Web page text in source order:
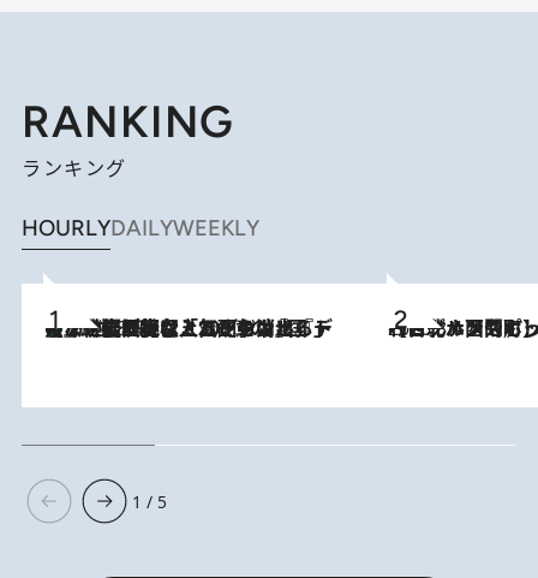
RANKING
ランキング
HOURLYDAILYWEEKLY
2026.8.5
【なぜ吉沢亮は「気配を消せる」のか？】興行収入208億の『国宝』を経て挑むミュージカル『ディア・エヴァン・ハンセン』。トップ俳優が舞台上でさらけ出した“孤独”とは 2026.8.4
【台北・西門町】台湾旅行で行くべきグルメスポット7選《濃厚ルーローハンやもっちり粽、サクふわドーナツも》
1 / 5